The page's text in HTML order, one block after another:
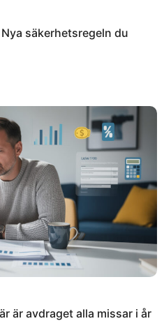
säkerhetsregeln du
är avdraget alla missar i år